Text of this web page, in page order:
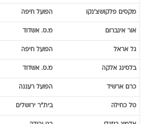
מקסים פלקושצ'נקו הפועל חיפה
אור אינברום מ.ס. אשדוד
גל אראל הפועל חיפה
בלסינג אלקה מ.ס. אשדוד
כרם ארשיד הפועל רעננה
טל כחילה בית"ר ירושלים